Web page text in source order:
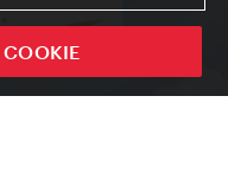
COOKIE